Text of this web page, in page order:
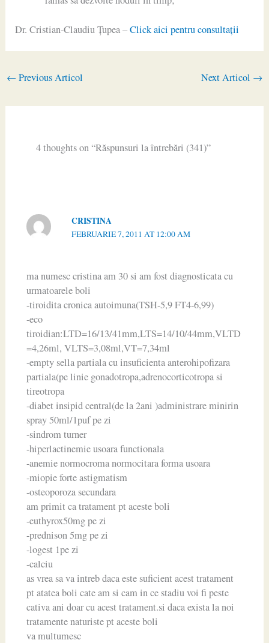
Dr. Cristian-Claudiu Ţupea –Click aici pentru consultaţii
← Previous Articol Next Articol →
4 thoughts on “Răspunsuri la întrebări (341)”
CRISTINA
FEBRUARIE 7, 2011 AT 12:00 AM
ma numesc cristina am 30 si am fost diagnosticata cu
urmatoarele boli
-tiroidita cronica autoimuna(TSH-5,9 FT4-6,99)
-eco
tiroidian:LTD=16/13/41mm,LTS=14/10/44mm,VLTD
=4,26ml, VLTS=3,08ml,VT=7,34ml
-empty sella partiala cu insuficienta anterohipofizara
partiala(pe linie gonadotropa,adrenocorticotropa si
tireotropa
-diabet insipid central(de la 2ani )administrare minirin
spray 50ml/1puf pe zi
-sindrom turner
-hiperlactinemie usoara functionala
-anemie normocroma normocitara forma usoara
-miopie forte astigmatism
-osteoporoza secundara
am primit ca tratament pt aceste boli
-euthyrox50mg pe zi
-prednison 5mg pe zi
-logest 1pe zi
-calciu
as vrea sa va intreb daca este suficient acest tratament
pt atatea boli cate am si cam in ce stadiu voi fi peste
cativa ani doar cu acest tratament.si daca exista la noi
tratamente naturiste pt aceste boli
va multumesc